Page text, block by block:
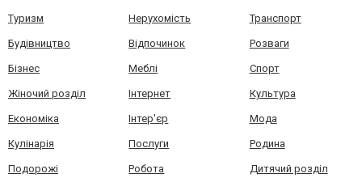
Туризм Нерухомість Транспорт
Будівництво Відпочинок Розваги
Бізнес Меблі Спорт
Жіночий розділ Інтернет Культура
Економіка Інтер'єр Мода
Кулінарія Послуги Родина
Подорожі Робота Дитячий розділ